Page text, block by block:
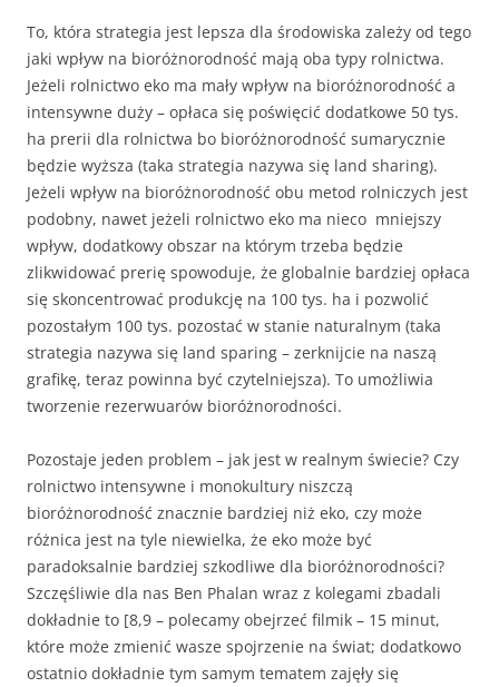
To, która strategia jest lepsza dla środowiska zależy od tego
jaki wpływ na bioróżnorodność mają oba typy rolnictwa.
Jeżeli rolnictwo eko ma mały wpływ na bioróżnorodność a
intensywne duży – opłaca się poświęcić dodatkowe 50 tys.
ha prerii dla rolnictwa bo bioróżnorodność sumarycznie
będzie wyższa (taka strategia nazywa się land sharing).
Jeżeli wpływ na bioróżnorodność obu metod rolniczych jest
podobny, nawet jeżeli rolnictwo eko ma nieco mniejszy
wpływ, dodatkowy obszar na którym trzeba będzie
zlikwidować prerię spowoduje, że globalnie bardziej opłaca
się skoncentrować produkcję na 100 tys. ha i pozwolić
pozostałym 100 tys. pozostać w stanie naturalnym (taka
strategia nazywa się land sparing – zerknijcie na naszą
grafikę, teraz powinna być czytelniejsza). To umożliwia
tworzenie rezerwuarów bioróżnorodności.
Pozostaje jeden problem – jak jest w realnym świecie? Czy
rolnictwo intensywne i monokultury niszczą
bioróżnorodność znacznie bardziej niż eko, czy może
różnica jest na tyle niewielka, że eko może być
paradoksalnie bardziej szkodliwe dla bioróżnorodności?
Szczęśliwie dla nas Ben Phalan wraz z kolegami zbadali
dokładnie to [8,9 – polecamy obejrzeć filmik – 15 minut,
które może zmienić wasze spojrzenie na świat; dodatkowo
ostatnio dokładnie tym samym tematem zajęły się